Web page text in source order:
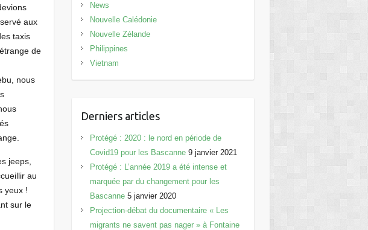
aux
taxis
de
nous
jeeps,
au
yeux !
sur le
News
Nouvelle Calédonie
Nouvelle Zélande
Philippines
Vietnam
Derniers articles
Protégé : 2020 : le nord en période de
Covid19 pour les Bascanne 9 janvier 2021
Protégé : L’année 2019 a été intense et
marquée par du changement pour les
Bascanne 5 janvier 2020
Projection-débat du documentaire « Les
migrants ne savent pas nager » à Fontaine